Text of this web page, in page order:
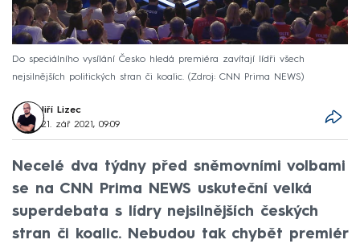
Do speciálního vysílání Česko hledá premiéra zavítají lídři všech
nejsilnějších politických stran či koalic.
Zdroj: CNN Prima NEWS
Jiří Lizec
21. zář 2021, 09:09
Necelé dva týdny před sněmovními volbami
se na CNN Prima NEWS uskuteční velká
superdebata s lídry nejsilnějších českých
stran či koalic. Nebudou tak chybět premiér